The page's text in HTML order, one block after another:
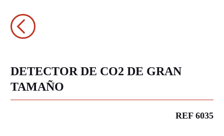
DETECTOR DE CO2 DE GRAN
TAMAÑO
REF 6035